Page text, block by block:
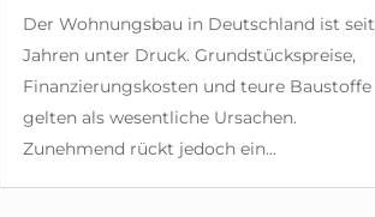
Der Wohnungsbau in Deutschland ist seit
Jahren unter Druck. Grundstückspreise,
Finanzierungskosten und teure Baustoffe
gelten als wesentliche Ursachen.
Zunehmend rückt jedoch ein...